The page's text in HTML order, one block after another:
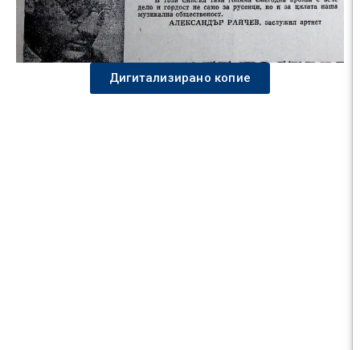
Дигитализирано копие